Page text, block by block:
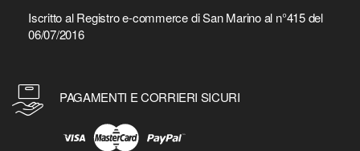
Iscritto al Registro e-commerce di San Marino al n°415 del
06/07/2016
PAGAMENTI E CORRIERI SICURI